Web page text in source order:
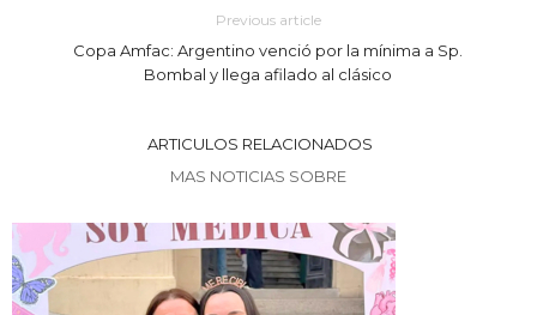
Previous article
Copa Amfac: Argentino venció por la mínima a Sp.
Bombal y llega afilado al clásico
ARTICULOS RELACIONADOS
MAS NOTICIAS SOBRE